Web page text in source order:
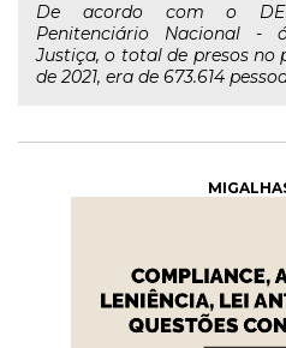
De acordo com o
Penitenciário Nacional -
Justiça, o total de presos no
de 2021, era de 673.614